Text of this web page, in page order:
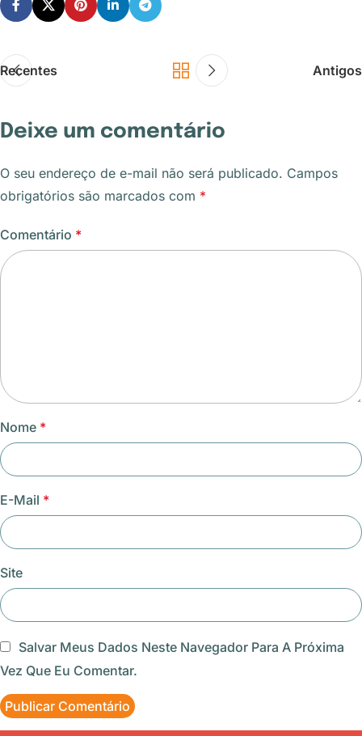
Recentes Antigos
Deixe um comentário
O seu endereço de e-mail não será publicado. Campos
obrigatórios são marcados com *
Comentário *
Nome *
E-Mail *
Site
Salvar Meus Dados Neste Navegador Para A Próxima
Vez Que Eu Comentar.